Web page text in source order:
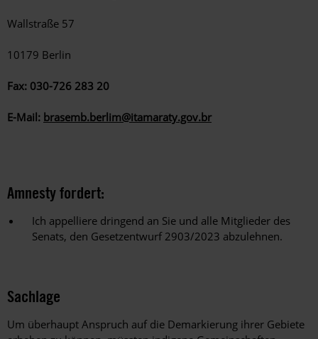
Wallstraße 57
10179 Berlin
Fax: 030-726 283 20
E-Mail: brasemb.berlim@itamaraty.gov.br
Amnesty fordert:
Ich appelliere dringend an Sie und alle Mitglieder des
Senats, den Gesetzentwurf 2903/2023 abzulehnen.
Sachlage
Um überhaupt Anspruch auf die Demarkierung ihrer Gebiete